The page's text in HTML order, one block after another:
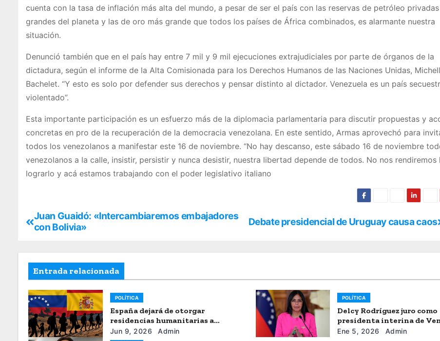
cuenta con la tasa de inflación más alta del mundo, a pesar de ser el país con las reservas de petróleo
grandes del planeta y las de oro más grande que todos los países de África combinados, es alarmante nuestra
situación.
Denunció también que en el país hay entre 7 mil y 9 mil ejecuciones extrajudiciales por parte de órganos de la
dictadura, según el informe de la Alta Comisionada para los Derechos Humanos de las Naciones Unidas,
Bachelet. “Y esto es solo por defender sus derechos y pensar distinto al dictador. Venezuela es un país
violentado”.
Esta importante participación es un esfuerzo más de la diplomacia parlamentaria para discutir propuestas y
concretas en pro de la recuperación de la democracia venezolana. En este sentido, Armas aprovechó para
todos los venezolanos a manifestar este 16 de noviembre. “No hay descanso, este sábado 16 de noviembre
venezolanos a la calle, insistir, persistir y nunca desistir, nuestra libertad depende de todos. No nos rendiremos
lograrlo y acá estamos trabajando con el poder legislativo italiano
Debate presidencial de Uruguay causa caos
Juan Guaidó: «Intercambiaremos embajadores
con Bolivia»
Entrada relacionada
POLÍTICA
España dejará de otorgar
residencias humanitarias a
venezolanos
Jun 9, 2026 Admin
POLÍTICA
Delcy Rodríguez juro como
presidenta interina de
Ene 5, 2026 Admin